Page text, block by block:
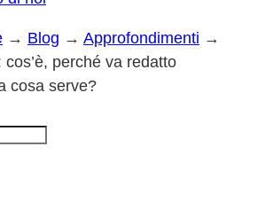
→ Blog → Approfondimenti →
perché va redatto
cosa serve?